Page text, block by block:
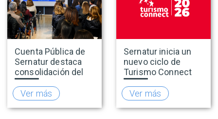
Cuenta Pública de
Sernatur destaca
consolidación del
turismo en 2025 y
presenta hoja de
ruta para fortalecer
la competitividad
Ver más
Sernatur inicia un
nuevo ciclo de
Turismo Connect
para fortalecer la
inteligencia de
mercado de la
industria turística
Ver más